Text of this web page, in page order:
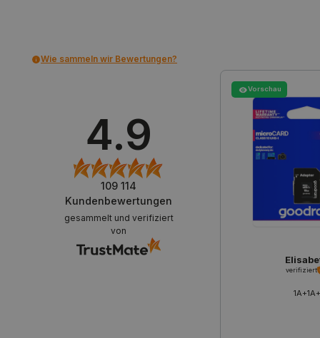
Wie sammeln wir Bewertungen?
4.9
109 114
Kundenbewertungen
gesammelt und verifiziert
von
Vorschau
verifiziert
1A+1A+
PHPSESSID